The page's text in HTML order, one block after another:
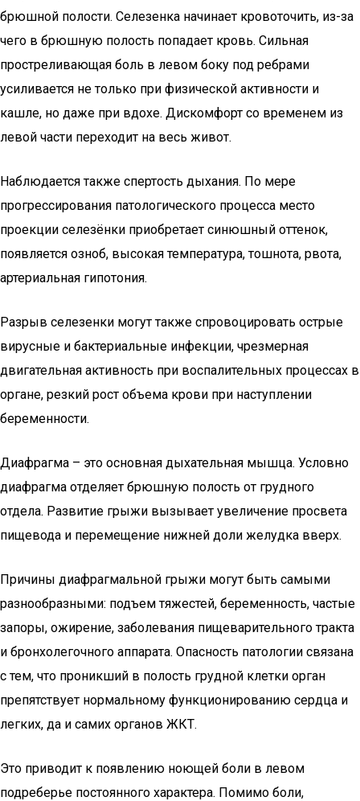
брюшной полости. Селезенка начинает кровоточить, из-за
чего в брюшную полость попадает кровь. Сильная
простреливающая боль в левом боку под ребрами
усиливается не только при физической активности и
кашле, но даже при вдохе. Дискомфорт со временем из
левой части переходит на весь живот.
Наблюдается также спертость дыхания. По мере
прогрессирования патологического процесса место
проекции селезёнки приобретает синюшный оттенок,
появляется озноб, высокая температура, тошнота, рвота,
артериальная гипотония.
Разрыв селезенки могут также спровоцировать острые
вирусные и бактериальные инфекции, чрезмерная
двигательная активность при воспалительных процессах в
органе, резкий рост объема крови при наступлении
беременности.
Диафрагма – это основная дыхательная мышца. Условно
диафрагма отделяет брюшную полость от грудного
отдела. Развитие грыжи вызывает увеличение просвета
пищевода и перемещение нижней доли желудка вверх.
Причины диафрагмальной грыжи могут быть самыми
разнообразными: подъем тяжестей, беременность, частые
запоры, ожирение, заболевания пищеварительного тракта
и бронхолегочного аппарата. Опасность патологии связана
с тем, что проникший в полость грудной клетки орган
препятствует нормальному функционированию сердца и
легких, да и самих органов ЖКТ.
Это приводит к появлению ноющей боли в левом
подреберье постоянного характера. Помимо боли,